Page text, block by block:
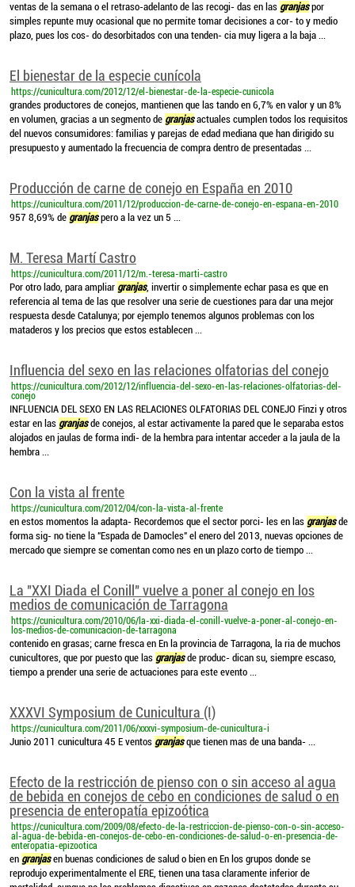
ventas de la semana o el retraso-adelanto de las recogi- das en las granjaspor
simples repunte muy ocasional que no permite tomar decisiones a cor- to y medio
plazo, pues los cos- do desorbitados con una tenden- cia muy ligera a la baja ...
El bienestar de la especie cunícola
https://cunicultura.com/2012/12/el-bienestar-de-la-especie-cunicola
grandes productores de conejos, mantienen que las tando en 6,7% en valor y un 8%
en volumen, gracias a un segmento de granjasactuales cumplen todos los requisitos
del nuevos consumidores: familias y parejas de edad mediana que han dirigido su
presupuesto y aumentado la frecuencia de compra dentro de presentadas ...
Producción de carne de conejo en España en 2010
https://cunicultura.com/2011/12/produccion-de-carne-de-conejo-en-espana-en-2010
957 8,69% de granjaspero a la vez un 5 ...
M. Teresa Martí Castro
https://cunicultura.com/2011/12/m.-teresa-marti-castro
Por otro lado, para ampliar granjas, invertir o simplemente echar pasa es que en
referencia al tema de las que resolver una serie de cuestiones para dar una mejor
respuesta desde Catalunya; por ejemplo tenemos algunos problemas con los
mataderos y los precios que estos establecen ...
Influencia del sexo en las relaciones olfatorias del conejo
https://cunicultura.com/2012/12/influencia-del-sexo-en-las-relaciones-olfatorias-del-
conejo
INFLUENCIA DEL SEXO EN LAS RELACIONES OLFATORIAS DEL CONEJO Finzi y otros
estar en las granjasde conejos, al estar activamente la pared que le separaba estos
alojados en jaulas de forma indi- de la hembra para intentar acceder a la jaula de la
hembra ...
Con la vista al frente
https://cunicultura.com/2012/04/con-la-vista-al-frente
en estos momentos la adapta- Recordemos que el sector porci- les en las granjasde
forma sig- no tiene la "Espada de Damocles" el enero del 2013, nuevas opciones de
mercado que siempre se comentan como nes en un plazo corto de tiempo ...
La "XXI Diada el Conill" vuelve a poner al conejo en los
medios de comunicación de Tarragona
https://cunicultura.com/2010/06/la-xxi-diada-el-conill-vuelve-a-poner-al-conejo-en-
los-medios-de-comunicacion-de-tarragona
contenido en grasas; carne fresca en En la provincia de Tarragona, la ria de muchos
cunicultores, que por puesto que las granjasde produc- dican su, siempre escaso,
tiempo a prender una serie de actuaciones para este evento ...
XXXVI Symposium de Cunicultura (I)
https://cunicultura.com/2011/06/xxxvi-symposium-de-cunicultura-i
Junio 2011 cunicultura 45 E ventos granjasque tienen mas de una banda- ...
Efecto de la restricción de pienso con o sin acceso al agua
de bebida en conejos de cebo en condiciones de salud o en
presencia de enteropatía epizoótica
https://cunicultura.com/2009/08/efecto-de-la-restriccion-de-pienso-con-o-sin-acceso-
al-agua-de-bebida-en-conejos-de-cebo-en-condiciones-de-salud-o-en-presencia-de-
enteropatia-epizootica
en granjasen buenas condiciones de salud o bien en En los grupos donde se
reprodujo experimentalmente el ERE, tienen una tasa claramente inferior de